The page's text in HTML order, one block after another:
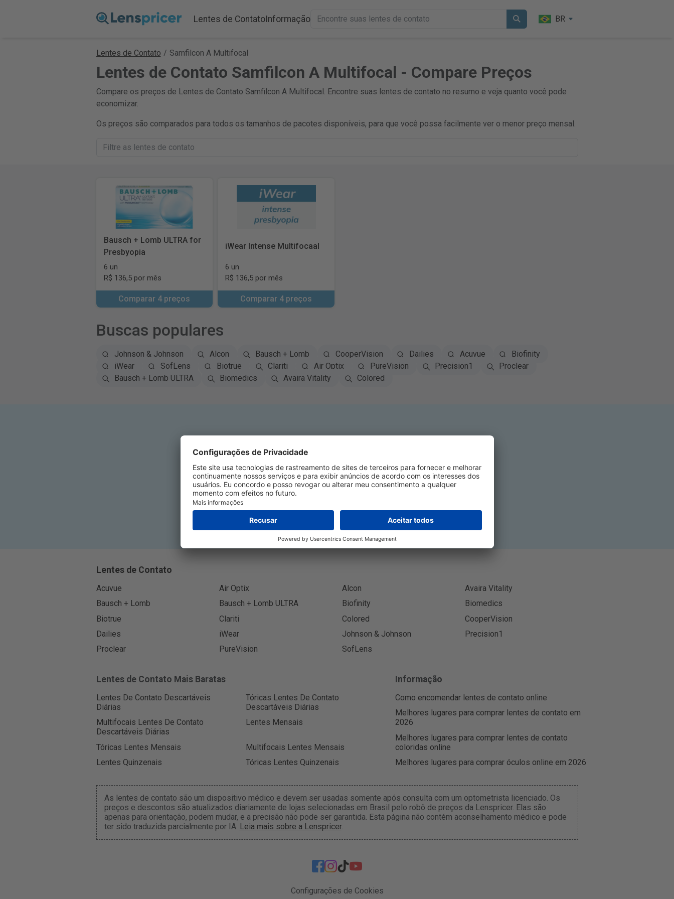
Lentes de ContatoInformação BR
Lentes de Contato / Samfilcon A Multifocal
Lentes de Contato Samfilcon A Multifocal - Compare Preços
Compare os preços de Lentes de Contato Samfilcon A Multifocal. Encontre suas lentes de contato no resumo e veja quanto você pode
economizar.
Os preços são comparados para todos os tamanhos de pacotes disponíveis, para que você possa facilmente ver o menor preço mensal.
Bausch + Lomb ULTRA for
Presbyopia
6 un
R$ 136,5 por mês
Comparar 4 preços
iWear Intense Multifocaal
6 un
R$ 136,5 por mês
Comparar 4 preços
Buscas populares
Johnson & Johnson Alcon Bausch + Lomb CooperVision Dailies Acuvue
Biofinity
iWear
SofLens Biotrue Clariti Air Optix PureVision Precision1
Proclear
Bausch + Lomb ULTRA
Biomedics Avaira Vitality Colored
Inscrever-se no Boletim Informativo
Lentes de Contato
Acuvue Air Optix Alcon
Avaira Vitality
Bausch + Lomb
Bausch + Lomb ULTRA Biofinity
Biomedics
Biotrue
Clariti Colored
CooperVision
Dailies
iWear Johnson & Johnson
Precision1
Proclear
PureVision SofLens
Lentes de Contato Mais Baratas
Lentes De Contato Descartáveis
Diárias
Tóricas Lentes De Contato
Descartáveis Diárias
Multifocais Lentes De Contato
Descartáveis Diárias
Lentes Mensais
Tóricas Lentes Mensais
Multifocais Lentes Mensais
Lentes Quinzenais
Tóricas Lentes Quinzenais
Informação
Como encomendar lentes de contato online
Melhores lugares para comprar lentes de contato em
2026
Melhores lugares para comprar lentes de contato
coloridas online
Melhores lugares para comprar óculos online em 2026
As lentes de contato são um dispositivo médico e devem ser usadas somente após consulta com um optometrista licenciado. Os
preços e descontos são atualizados diariamente de lojas selecionadas em Brasil pelo robô de preços da Lenspricer. Elas são
apenas para orientação, podem mudar, e a precisão não pode ser garantida. Esta página não contém aconselhamento médico e pode
ter sido traduzida parcialmente por IA. Leia mais sobre a Lenspricer.
Configurações de Cookies